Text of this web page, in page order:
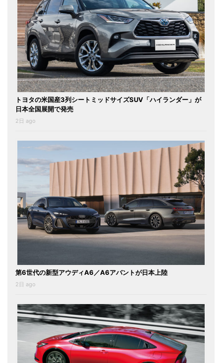
トヨタの米国産3列シートミッドサイズSUV「ハイランダー」が
日本全国展開で発売
2日 ago
第6世代の新型アウディA6／A6アバントが日本上陸
2日 ago